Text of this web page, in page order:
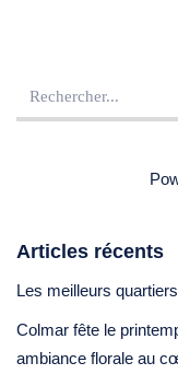
Articles récents
Les meilleurs
Colmar fête le
ambiance florale au